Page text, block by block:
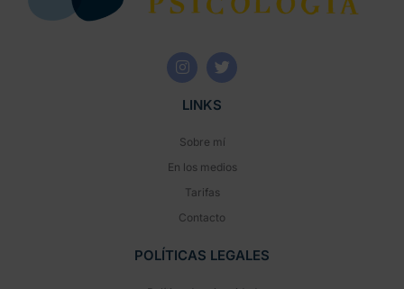
LINKS
Sobre mí
En los medios
Tarifas
Contacto
POLÍTICAS LEGALES